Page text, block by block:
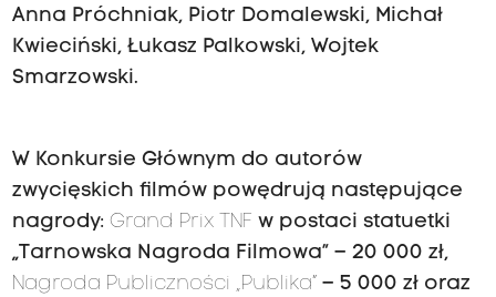
Anna Próchniak, Piotr Domalewski, Michał
Kwieciński, Łukasz Palkowski, Wojtek
Smarzowski.
W Konkursie Głównym do autorów
zwycięskich filmów powędrują następujące
nagrody: Grand Prix TNF w postaci statuetki
„Tarnowska Nagroda Filmowa” – 20 000 zł,
Nagroda Publiczności „Publika” – 5 000 zł oraz